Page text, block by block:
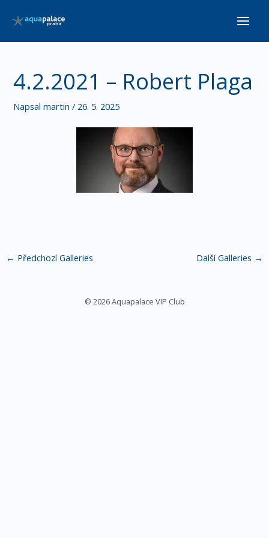
obsah
4.2.2021 – Robert Plaga
Napsalmartin/ 26. 5. 2025
← Předchozí Galleries Další Galleries →
© 2026 Aquapalace VIP Club